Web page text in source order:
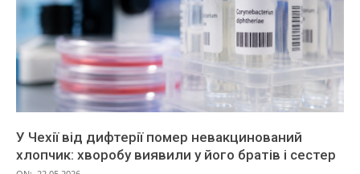
У Чехії від дифтерії помер невакцинований
хлопчик: хворобу виявили у його братів і сестер